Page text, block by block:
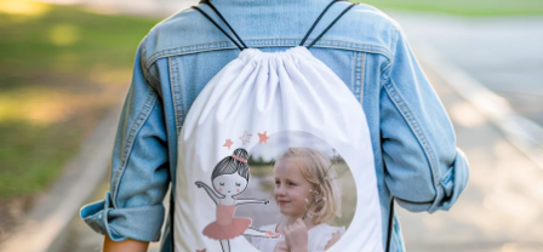
une note de 4,8 sur Google Reviews (total de tous les
pays où nous sommes présents).
Carte de vœux gratuite
Créez quelque chose d’unique en quelques étapes – avec
son prénom, votre photo ou un message qui touche le cœur.
Sans complications, juste tout l’amour pour le moment idéal.